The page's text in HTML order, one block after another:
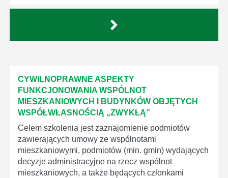
CYWILNOPRAWNE ASPEKTY
FUNKCJONOWANIA WSPÓLNOT
MIESZKANIOWYCH I BUDYNKÓW OBJĘTYCH
WSPÓŁWŁASNOŚCIĄ „ZWYKŁĄ”
Celem szkolenia jest zaznajomienie podmiotów
zawierających umowy ze wspólnotami
mieszkaniowymi, podmiotów (min. gmin) wydających
decyzje administracyjne na rzecz wspólnot
mieszkaniowych, a także będących członkami